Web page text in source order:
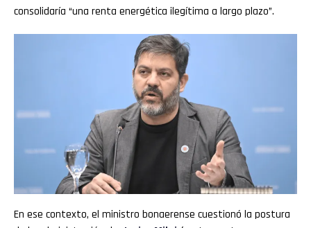
consolidaría “una renta energética ilegítima a largo plazo”.
En ese contexto, el ministro bonaerense cuestionó la postura